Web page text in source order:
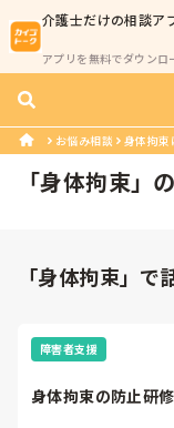
介護士だけの相談ア
アプリを無料でダウンロ
お悩み相談 身体拘束
「身体拘束」
「身体拘束」
障害者支援
身体拘束の防止研